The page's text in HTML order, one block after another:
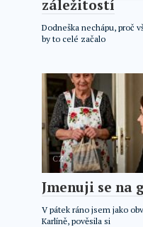
záležitostí
Dodneška nechápu, proč
by to celé začalo
CZ
Jmenuji se na
V pátek ráno jsem jako
Karlíně, pověsila si